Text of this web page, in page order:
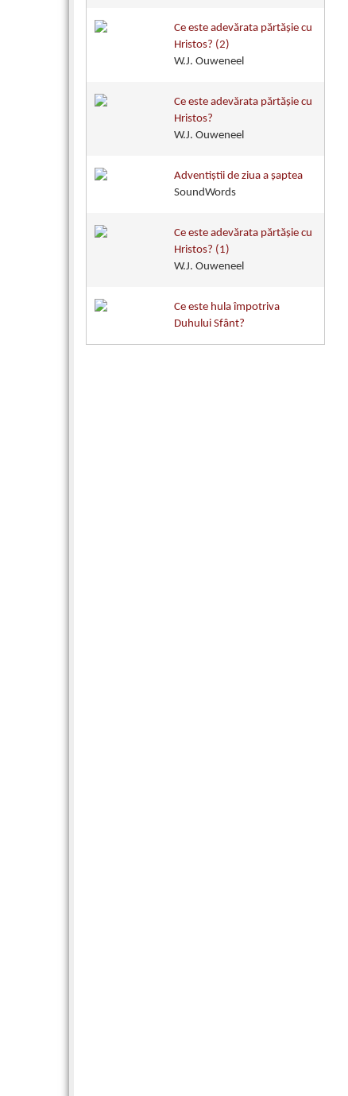
Ce este adevărata părtăşie cu
Hristos? (2)
W.J. Ouweneel
Ce este adevărata părtăşie cu
Hristos?
W.J. Ouweneel
Adventiştii de ziua a şaptea
SoundWords
Ce este adevărata părtăşie cu
Hristos? (1)
W.J. Ouweneel
Ce este hula împotriva
Duhului Sfânt?